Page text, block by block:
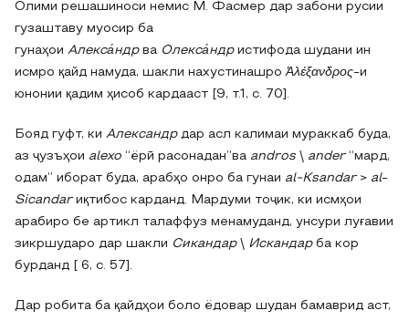
Олими решашиноси немис М. Фасмер дар забони русии
гузаштаву муосир ба
гунаҳои Алекса́ндр ва Олекса́ндристифода шудани ин
исмро қайд намуда, шакли нахустинашроἈλέξανδρος-и
юнонии қадим ҳисоб кардааст [9, т.1, с. 70].
Бояд гуфт, ки Александрдар асл калимаи мураккаб буда,
аз ҷузъҳои alexo “ёрӣ расонадан”ва andros \ ander“мард,
одам” иборат буда, арабҳо онро ба гунаи al-Ksandar> al-
Sicandarиқтибос карданд. Мардуми тоҷик, ки исмҳои
арабиро бе артикл талаффуз менамуданд, унсури луғавии
зикршударо дар шакли Сикандар\ Искандарба кор
бурданд [ 6, с. 57].
Дар робита ба қайдҳои боло ёдовар шудан бамаврид аст,